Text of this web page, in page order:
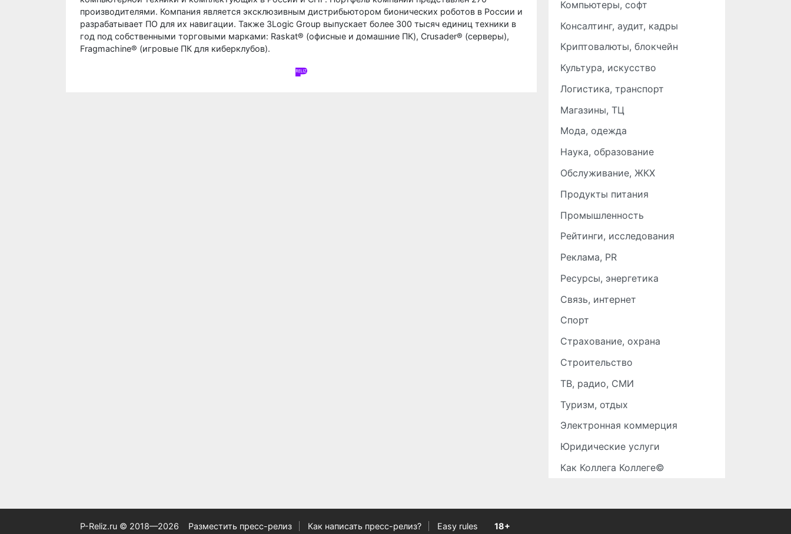
производителями. Компания является эксклюзивным дистрибьютором бионических роботов в России и
разрабатывает ПО для их навигации. Также 3Logic Group выпускает более 300 тысяч единиц техники в
год под собственными торговыми марками: Raskat® (офисные и домашние ПК), Crusader® (серверы),
Fragmachine® (игровые ПК для киберклубов).
Компьютеры, софт
Консалтинг, аудит, кадры
Криптовалюты, блокчейн
Культура, искусство
Логистика, транспорт
Магазины, ТЦ
Мода, одежда
Наука, образование
Обслуживание, ЖКХ
Продукты питания
Промышленность
Рейтинги, исследования
Реклама, PR
Ресурсы, энергетика
Связь, интернет
Спорт
Страхование, охрана
Строительство
ТВ, радио, СМИ
Туризм, отдых
Электронная коммерция
Юридические услуги
Как Коллега Коллеге©
P-Reliz.ru © 2018—2026 Разместить пресс-релиз Как написать пресс-релиз? Easy rules 18+